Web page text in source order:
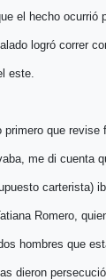
el hecho ocurrió
logró correr
este.
primero que
me di cuenta
carterista)
Romero,
hombres que
dieron